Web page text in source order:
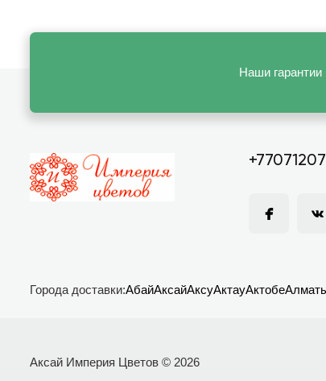
Наши гарантии
Города доставки:АбайАксайАксуАктауАктобе
Аксай Империя Цветов © 2026